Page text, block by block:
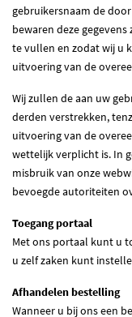
gebruikersnaam de
bewaren deze
te vullen en zodat wij u
uitvoering van de
Wij zullen de aan uw
derden verstrekken,
uitvoering van de
wettelijk verplicht is. In
misbruik van onze
bevoegde autoriteiten
Toegang portaal
Met ons portaal kunt u
u zelf zaken kunt
Afhandelen bestelling
Wanneer u bij ons een